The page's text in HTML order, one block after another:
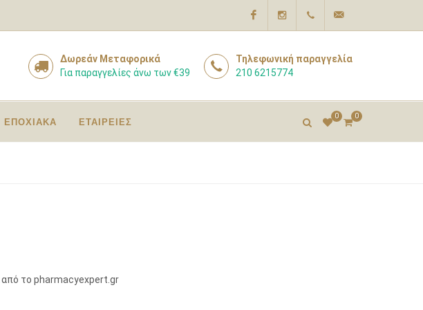
Δωρεάν Μεταφορικά
Για παραγγελίες άνω των €39
Τηλεφωνική παραγγελία
210 6215774
ΕΠΟΧΙΑΚΑ ΕΤΑΙΡΕΙΕΣ
0
0
από το pharmacyexpert.gr